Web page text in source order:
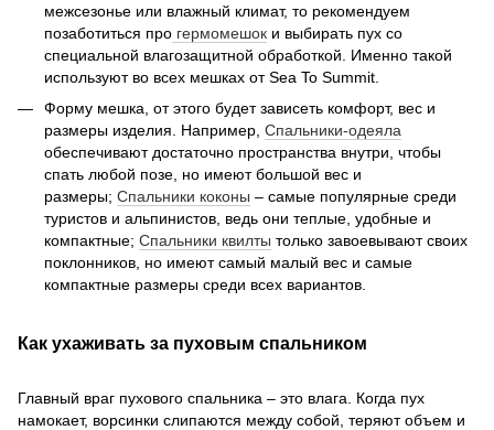
межсезонье или влажный климат, то рекомендуем
позаботиться про гермомешок и выбирать пух со
специальной влагозащитной обработкой. Именно такой
используют во всех мешках от Sea To Summit.
Форму мешка, от этого будет зависеть комфорт, вес и
размеры изделия. Например, Спальники-одеяла
обеспечивают достаточно пространства внутри, чтобы
спать любой позе, но имеют большой вес и
размеры; Спальники коконы – самые популярные среди
туристов и альпинистов, ведь они теплые, удобные и
компактные; Спальники квилты только завоевывают своих
поклонников, но имеют самый малый вес и самые
компактные размеры среди всех вариантов.
Как ухаживать за пуховым спальником
Главный враг пухового спальника – это влага. Когда пух
намокает, ворсинки слипаются между собой, теряют объем и